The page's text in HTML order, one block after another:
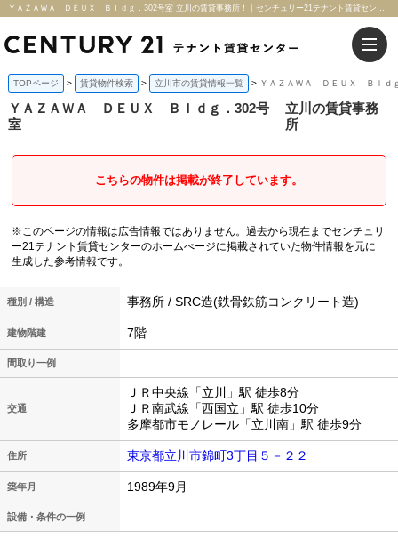
ＹＡＺＡＷＡ ＤＥＵＸ Ｂｌｄｇ．302号室 立川の賃貸事務所！｜センチュリー21テナント賃貸センター
TOPページ 賃貸物件検索 立川市の賃貸情報一覧 ＹＡＺＡＷＡ ＤＥＵＸ Ｂｌｄ
ＹＡＺＡＷＡ ＤＥＵＸ Ｂｌｄｇ．302号
室
立川の賃貸事務
所
こちらの物件は掲載が終了しています。
※このページの情報は広告情報ではありません。過去から現在までセンチュリ
ー21テナント賃貸センターのホームぺージに掲載されていた物件情報を元に
生成した参考情報です。
種別 / 構造 事務所 / SRC造(鉄骨鉄筋コンクリート造)
建物階建 7階
間取り一例
交通
ＪＲ中央線「立川」駅 徒歩8分
ＪＲ南武線「西国立」駅 徒歩10分
多摩都市モノレール「立川南」駅 徒歩9分
住所 東京都立川市錦町3丁目５－２２
築年月 1989年9月
設備・条件の一例